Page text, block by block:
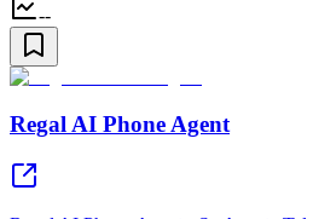
--
Regal AI Phone Agent